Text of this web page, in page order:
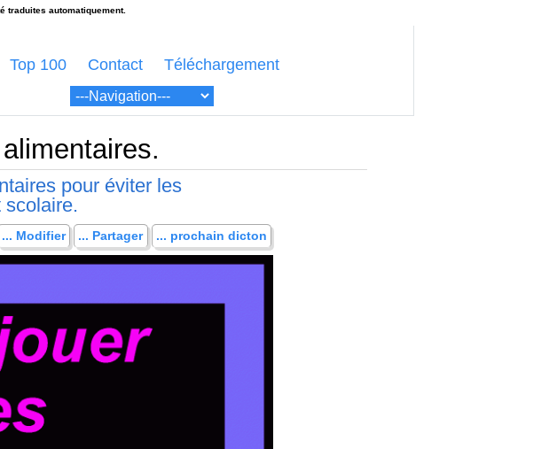
Top 100 Contact Téléchargement
pour éviter les
scolaire.
... Modifier ... Partager ... prochain dicton